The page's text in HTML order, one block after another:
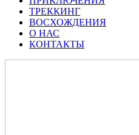
ТРЕККИНГ
ВОСХОЖДЕНИЯ
О НАС
КОНТАКТЫ